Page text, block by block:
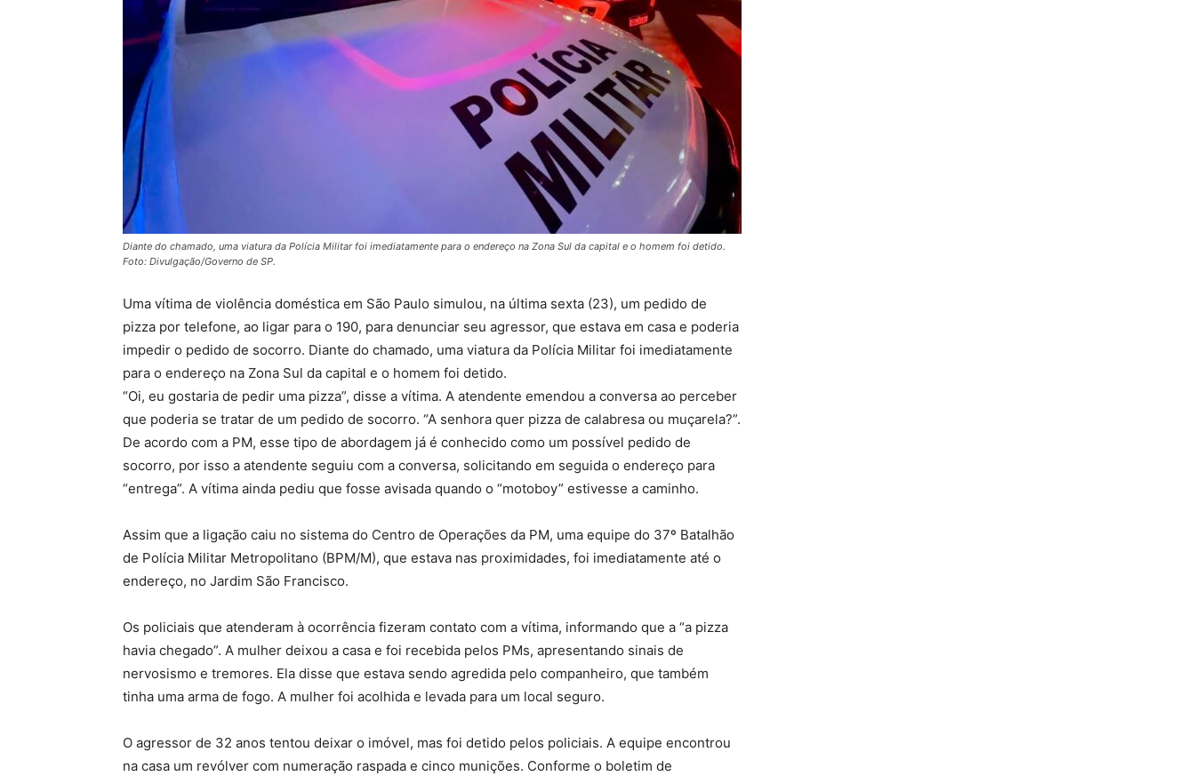
Diante do chamado, uma viatura da Polícia Militar foi imediatamente para o endereço na Zona Sul da capital e o homem foi detido.
Foto: Divulgação/Governo de SP.
Uma vítima de violência doméstica em São Paulo simulou, na última sexta (23), um pedido de
pizza por telefone, ao ligar para o 190, para denunciar seu agressor, que estava em casa e poderia
impedir o pedido de socorro. Diante do chamado, uma viatura da Polícia Militar foi imediatamente
para o endereço na Zona Sul da capital e o homem foi detido.
“Oi, eu gostaria de pedir uma pizza”, disse a vítima. A atendente emendou a conversa ao perceber
que poderia se tratar de um pedido de socorro. “A senhora quer pizza de calabresa ou muçarela?”.
De acordo com a PM, esse tipo de abordagem já é conhecido como um possível pedido de
socorro, por isso a atendente seguiu com a conversa, solicitando em seguida o endereço para
“entrega”. A vítima ainda pediu que fosse avisada quando o “motoboy” estivesse a caminho.
Assim que a ligação caiu no sistema do Centro de Operações da PM, uma equipe do 37º Batalhão
de Polícia Militar Metropolitano (BPM/M), que estava nas proximidades, foi imediatamente até o
endereço, no Jardim São Francisco.
Os policiais que atenderam à ocorrência fizeram contato com a vítima, informando que a “a pizza
havia chegado”. A mulher deixou a casa e foi recebida pelos PMs, apresentando sinais de
nervosismo e tremores. Ela disse que estava sendo agredida pelo companheiro, que também
tinha uma arma de fogo. A mulher foi acolhida e levada para um local seguro.
O agressor de 32 anos tentou deixar o imóvel, mas foi detido pelos policiais. A equipe encontrou
na casa um revólver com numeração raspada e cinco munições. Conforme o boletim de